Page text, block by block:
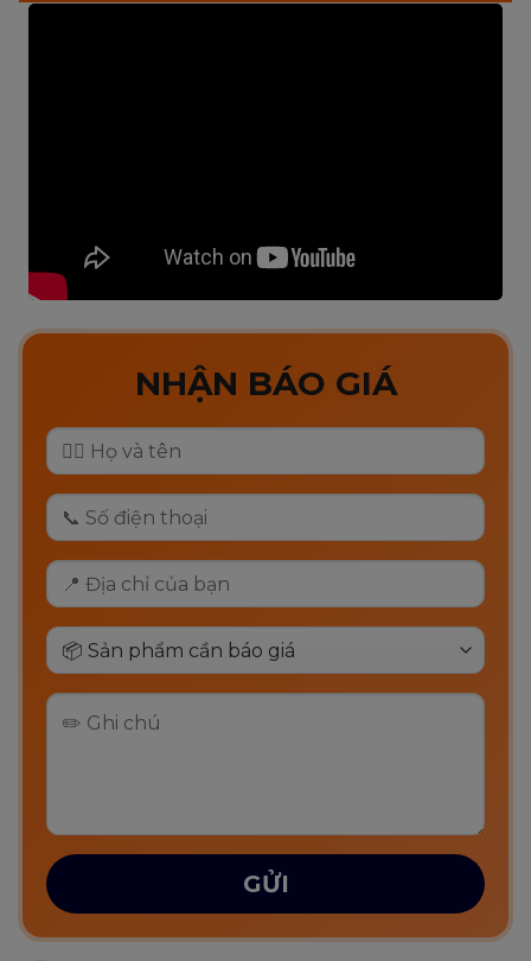
NHẬN BÁO GIÁ